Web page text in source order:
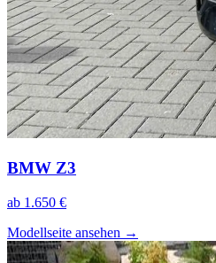
BMW Z3
ab 1.650 €
Modellseite ansehen →